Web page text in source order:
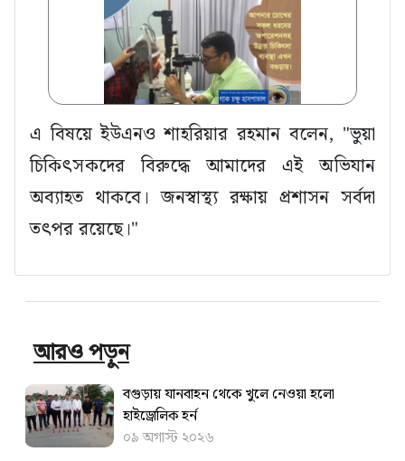
এ বিষয়ে ইউএনও শাহরিয়ার রহমান বলেন, "ভুয়া
চিকিৎসকদের বিরুদ্ধে আমাদের এই অভিযান
অব্যাহত থাকবে। জনস্বাস্থ্য রক্ষায় প্রশাসন সর্বদা
তৎপর রয়েছে।"
আরও পড়ুন
বগুড়ায় যানবাহন থেকে খুলে নেওয়া হলো
হাইড্রোলিক হর্ন
০৯ অগাস্ট ২০২৬